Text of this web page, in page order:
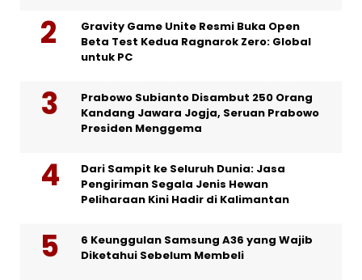
Gravity Game Unite Resmi Buka Open
Beta Test Kedua Ragnarok Zero: Global
untuk PC
Prabowo Subianto Disambut 250 Orang
Kandang Jawara Jogja, Seruan Prabowo
Presiden Menggema
Dari Sampit ke Seluruh Dunia: Jasa
Pengiriman Segala Jenis Hewan
Peliharaan Kini Hadir di Kalimantan
6 Keunggulan Samsung A36 yang Wajib
Diketahui Sebelum Membeli